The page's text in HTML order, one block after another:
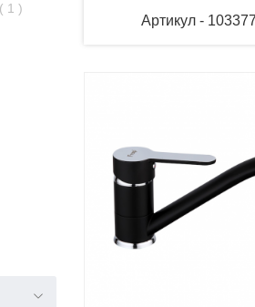
( 1 )
Артикул -